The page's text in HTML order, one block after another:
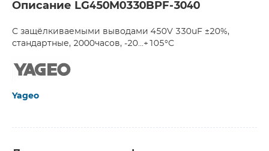
Описание LG450M0330BPF-3040
С защёлкиваемыми выводами 450V 330uF ±20%,
стандартные, 2000часов, -20...+105°С
Yageo